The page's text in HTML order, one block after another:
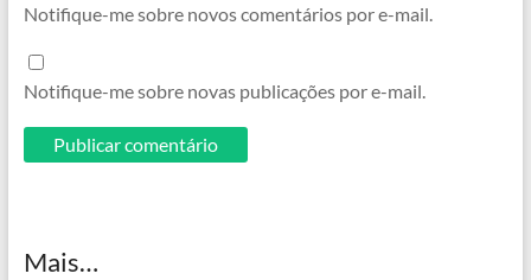
Notifique-me sobre novos comentários por e-mail.
Notifique-me sobre novas publicações por e-mail.
Mais…